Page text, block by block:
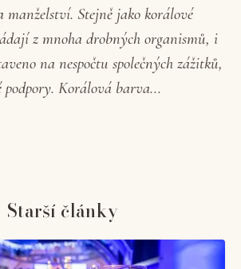
manželství. Stejně jako korálové
z mnoha drobných organismů, i
na nespočtu společných zážitků,
podpory. Korálová barva...
Starší články